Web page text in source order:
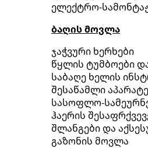
ელექტრო-
ბაღის მოვლა
ჯაჭვური ხერხები
წყლის ტუმბოები
საბაღე ხელის
შესაწამლი
სასოფლო-
ჰაერის
შლანგები და
გაზონის მოვლა